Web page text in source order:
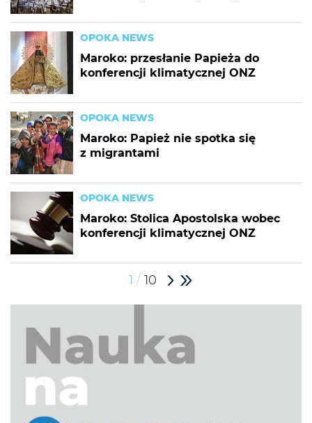
OPOKA NEWS
Maroko: przesłanie Papieża do
konferencji klimatycznej ONZ
OPOKA NEWS
Maroko: Papież nie spotka się
z migrantami
OPOKA NEWS
Maroko: Stolica Apostolska wobec
konferencji klimatycznej ONZ
1 / 10